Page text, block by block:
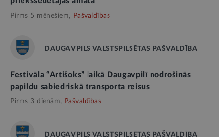
Pirms 5 mēnešiem, Pašvaldības
DAUGAVPILS VALSTSPILSĒTAS PAŠVALDĪBA
Festivāla “Artišoks” laikā Daugavpilī nodrošinās
papildu sabiedriskā transporta reisus
Pirms 3 dienām, Pašvaldības
DAUGAVPILS VALSTSPILSĒTAS PAŠVALDĪBA